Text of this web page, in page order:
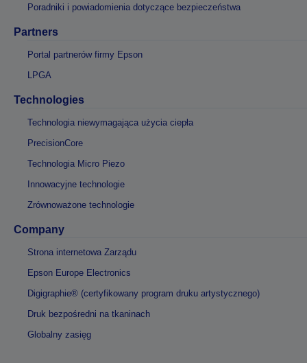
Poradniki i powiadomienia dotyczące bezpieczeństwa
Partners
Portal partnerów firmy Epson
LPGA
Technologies
Technologia niewymagająca użycia ciepła
PrecisionCore
Technologia Micro Piezo
Innowacyjne technologie
Zrównoważone technologie
Company
Strona internetowa Zarządu
Epson Europe Electronics
Digigraphie® (certyfikowany program druku artystycznego)
Druk bezpośredni na tkaninach
Globalny zasięg